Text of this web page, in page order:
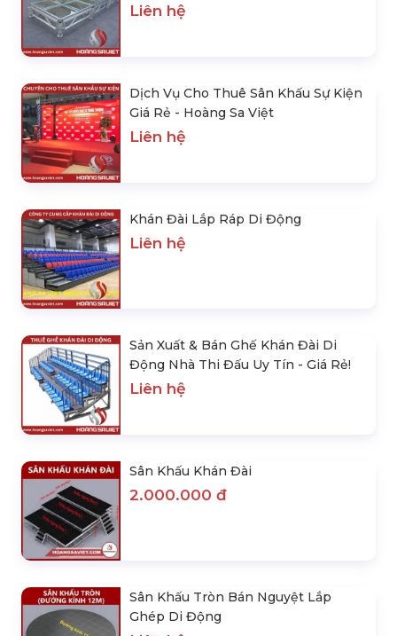
Liên hệ
Dịch Vụ Cho Thuê Sân Khấu Sự Kiện
Giá Rẻ - Hoàng Sa Việt
Liên hệ
Khán Đài Lắp Ráp Di Động
Liên hệ
Sản Xuất & Bán Ghế Khán Đài Di
Động Nhà Thi Đấu Uy Tín - Giá Rẻ!
Liên hệ
Sân Khấu Khán Đài
2.000.000 đ
Sân Khấu Tròn Bán Nguyệt Lắp
Ghép Di Động